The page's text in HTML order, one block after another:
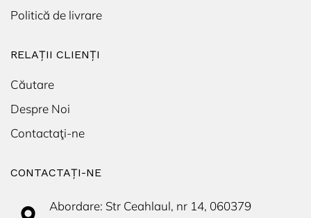
Alb
Politică de livrare
RELAȚII CLIENȚI
Căutare
Despre Noi
Contactaţi-ne
CONTACTAŢI-NE
Abordare: Str Ceahlaul, nr 14, 060379